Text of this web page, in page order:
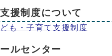
援制度について
も・子育て支援制度
ルセンター